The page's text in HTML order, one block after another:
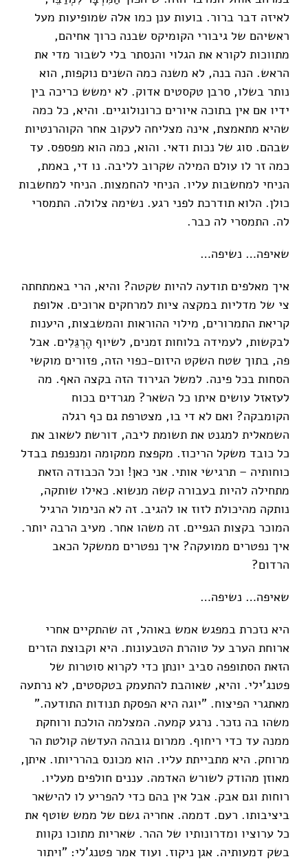
לאיזה דבר ברור. בועות ענן כמו אלה שמופיעות מעל
ראשיהם של גיבורי הקומיקס שבנה כרוך אחיהם,
מתווכות לקורא את הגלוי והנסתר בלי לשבור מדי את
הראש. הנה בנה, לא משנה כמה השנים נוקפות, הוא
נותר בשלו, סרבן טקסטים אדוק. לא ימשש כריכה בין
ידיו אם אין בתוכה איורים כרונולוגיים. והיא, כל כמה
שהיא מתאמצת, אינה מצליחה לעקוב אחר הקוהרנטיות
שבהם. סוג של נכות ודאי. והוא, כמה הוא מפספס. עד
כמה זר לו עולם המילה שקרוב לליבה. נו די, באמת,
הניחי למחשבות עליו. הניחי להחמצות. הניחי למחשבות
כולן. הלוא תודרכת לפני רגע. נשימה צלולה. התמסרי
לה. התמסרי לה כבר.
שאיפה… נשיפה…
איך מאלפים תודעה להיות שקטה? והיא, הרי באמתחתה
צי של מדליות במקצה ציות למרחקים ארוכים. אלופת
קריאת התמרורים, מילוי ההוראות והמשבצות, היענות
לבקשות, לעמידה בלוחות זמנים, לשיוף הֶרְגֵּלִים. אבל
פה, בתוך שטח השקט היזום-כפוי הזה, פזורים מוקשי
הסחות בכל פינה. למשל הגירוד הזה בקצה האף. מה
לעזאזל עושים איתו כל השאר? מגרדים בכוח
הקומבקה? ואם לא די בו, מצטרפת גם כף רגלה
השמאלית למגנט את תשומת ליבה, דורשת לשאוב את
כל כובד משקל הריכוז. מקפצת ממקומה ומנפנפת בבדל
כוחותיה – תרגישי אותי. אני כאן! וכל הכבודה הזאת
מתחילה להיות בעבורה קשה מנשוא. כאילו שותקה,
נותקה מהיכולת לזוז או להגיב. זה לא הנימול הרגיל
המוכר בקצות הגפיים. זה משהו אחר. מעיב הרבה יותר.
איך נפטרים ממועקה? איך נפטרים ממשקל הכאב
הרדום?
שאיפה… נשיפה…
היא נזכרת במפגש אמש באוהל, זה שהתקיים אחרי
ארוחת הערב על טוהרת הטבעונות. היא וקבוצת הזרים
הזאת הסתופפה סביב יונתן כדי לקרוא סוטרות של
פטנג'ילי. והיא, שאוהבת להתעמק בטקסטים, לא נרתעה
מאתגרי הפיצוח. "יוגה היא הפסקת תנודות התודעה.”
משהו בה נזכר. נרגע קמעה. המצלמה הולכת ורוחקת
ממנה עד כדי ריחוף. ממרום גובהה העדשה קולטת הר
מרוחק. היא מתבייתת עליו. הוא מכונס בהרריותו. איתן,
מאוזן מהודק לשורש האדמה. עננים חולפים מעליו.
רוחות וגם אבק. אבל אין בהם כדי להפריע לו להישאר
ביציבותו. רעם. דממה. אחריה גשם של ממש שוטף את
כל ערוציו ומדרונותיו של ההר. שאריות מתוכו נקוות
בשק דמעותיה. אגן ניקוז. ועוד אמר פטנג'לי: "ויתור